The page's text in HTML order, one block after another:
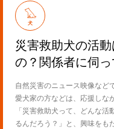
犬
災害救助犬の活
の？関係者に伺
自然災害のニュース映像など
愛犬家の方などは、応援しな
「災害救助犬って、どんな
るんだろう？」と、興味をも